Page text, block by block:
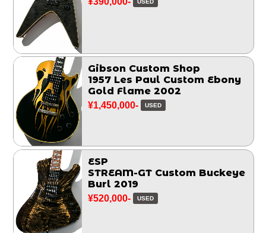
Gibson Custom Shop
1957 Les Paul Custom Ebony
Gold Flame 2002
¥1,450,000- USED
ESP
STREAM-GT Custom Buckeye
Burl 2019
¥520,000- USED